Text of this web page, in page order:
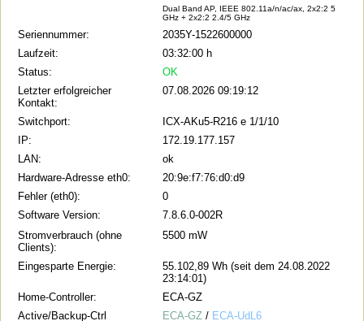
Dual Band AP, IEEE 802.11a/n/ac/ax, 2x2:2 5
GHz + 2x2:2 2.4/5 GHz
Seriennummer:
2035Y-1522600000
Laufzeit:
03:32:00 h
Status:
OK
Letzter erfolgreicher
Kontakt:
07.08.2026 09:19:12
Switchport:
ICX-AKu5-R216 e 1/1/10
IP:
172.19.177.157
LAN:
ok
Hardware-Adresse eth0:
20:9e:f7:76:d0:d9
Fehler (eth0):
0
Software Version:
7.8.6.0-002R
Stromverbrauch (ohne
Clients):
5500 mW
Eingesparte Energie:
55.102,89 Wh (seit dem 24.08.2022
23:14:01)
Home-Controller:
ECA-GZ
Active/Backup-Ctrl
ECA-GZ / ECA-UdL6